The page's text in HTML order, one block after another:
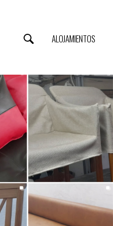
ALOJAMIENTOS